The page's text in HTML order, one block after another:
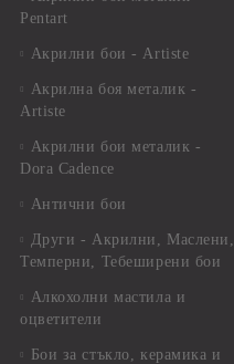
Pentart
Акрилни бои - Artiste
Акрилна боя металик -
Artiste
Акрилни бои металик -
Dora Cadence
Антични бои
Други - Акрилни, Маслени,
Темперни, Тебеширени бои
Алкохолни мастила и
оцветители
Бои за стъкло, керамика и